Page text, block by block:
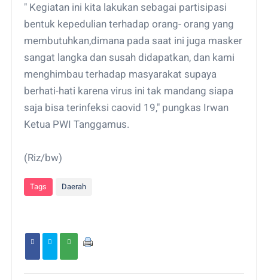
" Kegiatan ini kita lakukan sebagai partisipasi
bentuk kepedulian terhadap orang- orang yang
membutuhkan,dimana pada saat ini juga masker
sangat langka dan susah didapatkan, dan kami
menghimbau terhadap masyarakat supaya
berhati-hati karena virus ini tak mandang siapa
saja bisa terinfeksi caovid 19," pungkas Irwan
Ketua PWI Tanggamus.
(Riz/bw)
Tags Daerah